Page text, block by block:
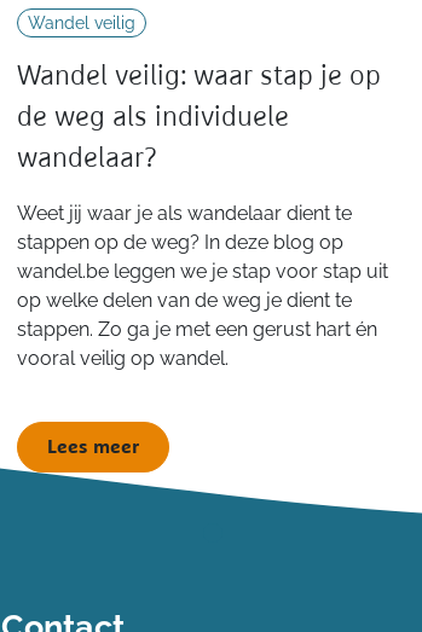
Wandel veilig
Wandel veilig: waar stap je op
de weg als individuele
wandelaar?
Weet jij waar je als wandelaar dient te
stappen op de weg? In deze blog op
wandel.be leggen we je stap voor stap uit
op welke delen van de weg je dient te
stappen. Zo ga je met een gerust hart én
vooral veilig op wandel.
Lees meer